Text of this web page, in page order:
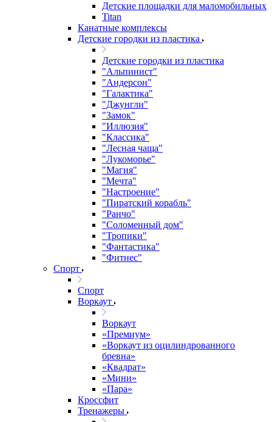
Детские площадки для маломобильных
Titan
Канатные комплексы
Детские городки из пластика
Детские городки из пластика
"Альпинист"
"Андерсон"
"Галактика"
"Джунгли"
"Замок"
"Иллюзия"
"Классика"
"Лесная чаща"
"Лукоморье"
"Магия"
"Мечта"
"Настроение"
"Пиратский корабль"
"Ранчо"
"Соломенный дом"
"Тропики"
"Фантастика"
"Фитнес"
Спорт
Спорт
Воркаут
Воркаут
«Премиум»
«Воркаут из оцилиндрованного
бревна»
«Квадрат»
«Мини»
«Пара»
Кроссфит
Тренажеры